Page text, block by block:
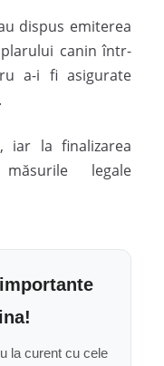
dispus emiterea
canin într-
a-i fi asigurate
iar la finalizarea
legale
la curent cu cele